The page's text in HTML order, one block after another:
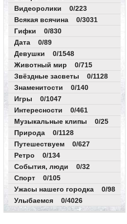
Видеоролики 0/223
Всякая всячина 0/3031
Гифки 0/830
Дата 0/89
Девушки 0/1548
Животный мир 0/715
Звёздные засветы 0/1128
Знаменитости 0/140
Игры 0/1047
Интересности 0/461
Музыкальные клипы 0/25
Природа 0/1128
Путешествуем 0/627
Ретро 0/134
События, люди 0/32
Спорт 0/105
Ужасы нашего городка 0/98
Улыбаемся 0/4026